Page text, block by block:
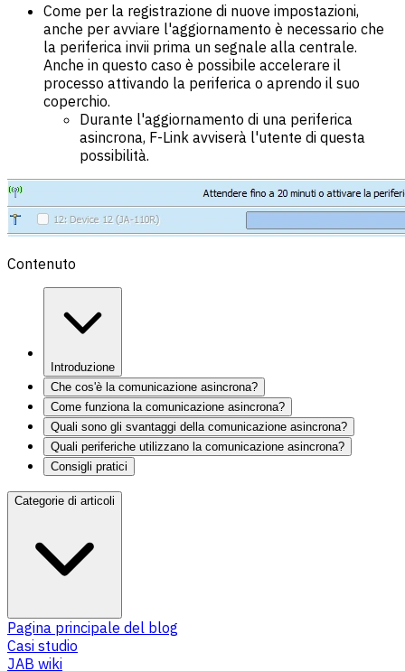
Come per la registrazione di nuove impostazioni,
anche per avviare l'aggiornamento è necessario che
la periferica invii prima un segnale alla centrale.
Anche in questo caso è possibile accelerare il
processo attivando la periferica o aprendo il suo
coperchio.
Durante l'aggiornamento di una periferica
asincrona, F-Link avviserà l'utente di questa
possibilità.
Contenuto
Introduzione
Che cos'è la comunicazione asincrona?
Come funziona la comunicazione asincrona?
Quali sono gli svantaggi della comunicazione asincrona?
Quali periferiche utilizzano la comunicazione asincrona?
Consigli pratici
Categorie di articoli
Pagina principale del blog
Casi studio
JAB wiki